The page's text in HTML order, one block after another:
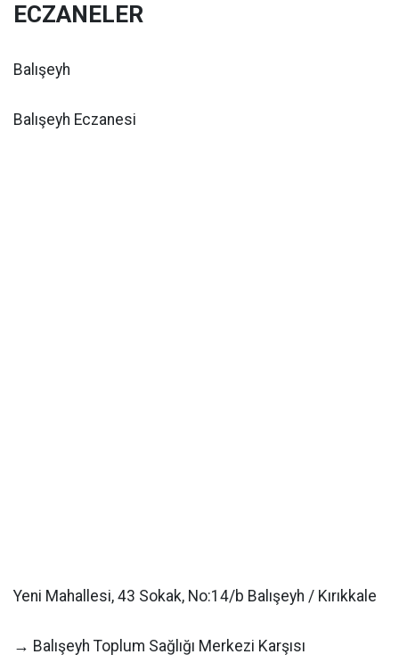
ECZANELER
Balışeyh
Balışeyh Eczanesi
Yeni Mahallesi, 43 Sokak, No:14/b Balışeyh / Kırıkkale
→ Balışeyh Toplum Sağlığı Merkezi Karşısı